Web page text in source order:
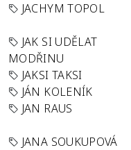
JACHYM TOPOL
JAK SI UDĚLAT
MODŘINU
JAKSI TAKSI
JÁN KOLENÍK
JAN RAUS
JANA SOUKUPOVÁ